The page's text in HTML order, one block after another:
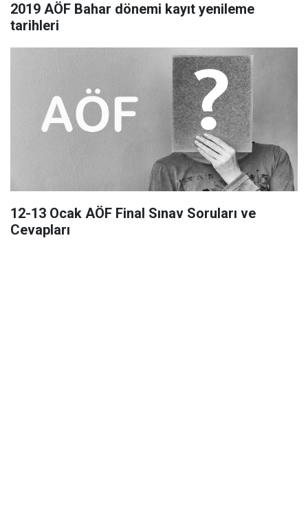
2019 AÖF Bahar dönemi kayıt yenileme
tarihleri
12-13 Ocak AÖF Final Sınav Soruları ve
Cevapları